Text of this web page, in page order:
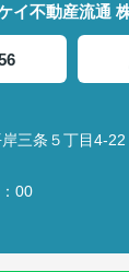
イ不動産流通
三条５丁目4-
00